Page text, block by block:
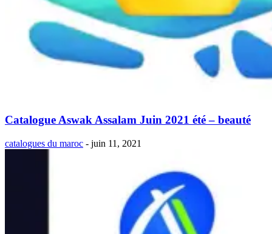
Catalogue Aswak Assalam Juin 2021 été – beauté
catalogues du maroc - juin 11, 2021